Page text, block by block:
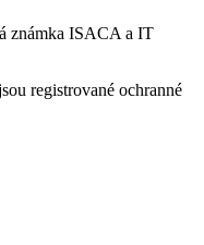
známka ISACA a IT
registrované ochranné